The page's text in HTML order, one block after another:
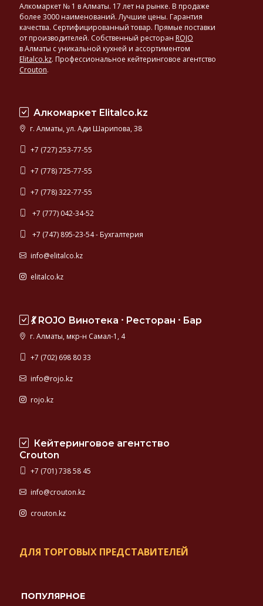
Алкомаркет № 1 в Алматы. 17 лет на рынке. В продаже
более 3000 наименований. Лучшие цены. Гарантия
качества. Сертифицированный товар. Прямые поставки
от производителей. Собственный ресторан ROJO
в Алматы с уникальной кухней и ассортиментом
Elitalco.kz. Профессиональное кейтеринговое агентство
Crouton.
Алкомаркет Elitalco.kz
г. Алматы, ул. Ади Шарипова, 38
+7 (727) 253-77-55
+7 (778) 725-77-55
+7 (778) 322-77-55
+7 (777) 042-34-52
+7 (747) 895-23-54 - Бухгалтерия
info@elitalco.kz
elitalco.kz
💃 ROJO Винотека ⸱ Ресторан ⸱ Бар
г. Алматы, мкр-н Самал-1, 4
+7 (702) 698 80 33
info@rojo.kz
rojo.kz
Кейтеринговое агентство
Crouton
+7 (701) 738 58 45
info@crouton.kz
crouton.kz
ДЛЯ ТОРГОВЫХ ПРЕДСТАВИТЕЛЕЙ
ПОПУЛЯРНОЕ